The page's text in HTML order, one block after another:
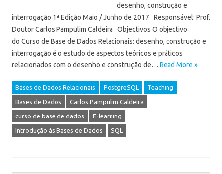
desenho, construção e
interrogação 1ª Edição Maio / Junho de 2017 Responsável: Prof.
Doutor Carlos Pampulim Caldeira Objectivos O objectivo
do Curso de Base de Dados Relacionais: desenho, construção e
interrogação é o estudo de aspectos teóricos e práticos
relacionados com o desenho e construção de… Read More »
Bases de Dados Relacionais PostgreSQL Teaching
Bases de Dados Carlos Pampulim Caldeira
curso de base de dados E-learning
Introdução às Bases de Dados SQL